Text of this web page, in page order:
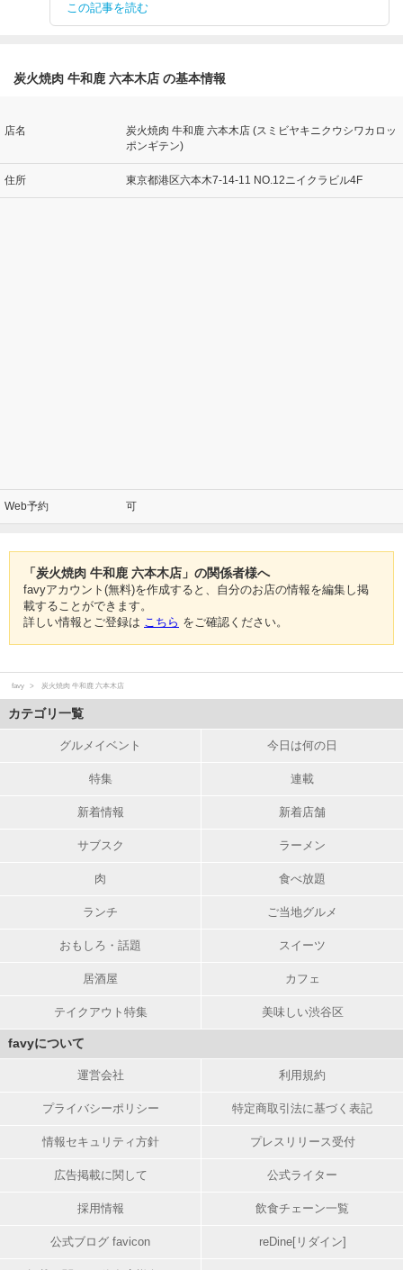
この記事を読む
炭火焼肉 牛和鹿 六本木店 の基本情報
店名
炭火焼肉 牛和鹿 六本木店 (スミビヤキニクウシワカロッ
ポンギテン)
住所 東京都港区六本木7-14-11 NO.12ニイクラビル4F
Web予約 可
「炭火焼肉 牛和鹿 六本木店」の関係者様へ
favyアカウント(無料)を作成すると、自分のお店の情報を編集し掲
載することができます。
詳しい情報とご登録は こちら をご確認ください。
favy 炭火焼肉 牛和鹿 六本木店
カテゴリ一覧
グルメイベント 今日は何の日
特集 連載
新着情報 新着店舗
サブスク ラーメン
肉 食べ放題
ランチ ご当地グルメ
おもしろ・話題 スイーツ
居酒屋 カフェ
テイクアウト特集 美味しい渋谷区
favyについて
運営会社 利用規約
プライバシーポリシー 特定商取引法に基づく表記
情報セキュリティ方針 プレスリリース受付
広告掲載に関して 公式ライター
採用情報 飲食チェーン一覧
公式ブログ favicon reDine[リダイン]